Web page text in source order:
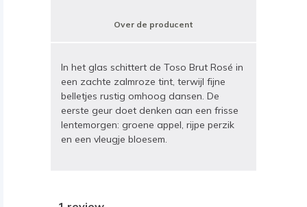
Over de producent
In het glas schittert de Toso Brut Rosé in
een zachte zalmroze tint, terwijl fijne
belletjes rustig omhoog dansen. De
eerste geur doet denken aan een frisse
lentemorgen: groene appel, rijpe perzik
en een vleugje bloesem.